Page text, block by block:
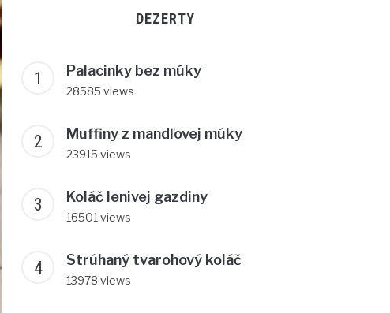
DEZERTY
Palacinky bez múky
28585 views
Muffiny z mandľovej múky
23915 views
Koláč lenivej gazdiny
16501 views
Strúhaný tvarohový koláč
13978 views